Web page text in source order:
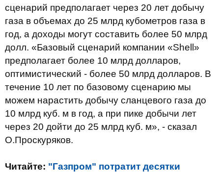
сценарий предполагает через 20 лет добычу
газа в объемах до 25 млрд кубометров газа в
год, а доходы могут составить более 50 млрд
долл. «Базовый сценарий компании «Shell»
предполагает более 10 млрд долларов,
оптимистический - более 50 млрд долларов. В
течение 10 лет по базовому сценарию мы
можем нарастить добычу сланцевого газа до
10 млрд куб. м в год, а при пике добычи лет
через 20 дойти до 25 млрд куб. м», - сказал
О.Проскуряков.
Читайте: "Газпром" потратит десятки